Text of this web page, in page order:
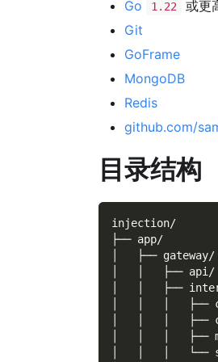
Go 1.22
或更
Git
GoFrame
MongoDB
Redis
github.com/
目录结构
injection/
├── app/
│   ├──
│   │   ├──
│   │   ├──
│   │   │   ├──
│   │   │   ├──
│   │   │   ├──
│   │   │   └──